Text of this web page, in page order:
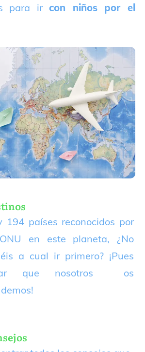
para ircon niños por el
194 países reconocidos por
en este planeta, ¿No
a cual ir primero? ¡Pues
que nosotros os